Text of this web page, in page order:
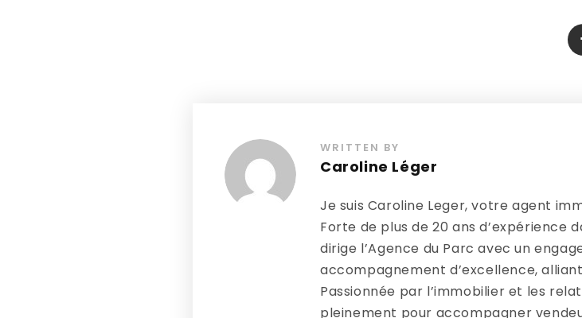
WRITTEN BY
Caroline Léger
Je suis Caroline Leger, votre agent
Forte de plus de 20 ans d’expérience
dirige l’Agence du Parc avec un
accompagnement d’excellence,
Passionnée par l’immobilier et les
pleinement pour accompagner